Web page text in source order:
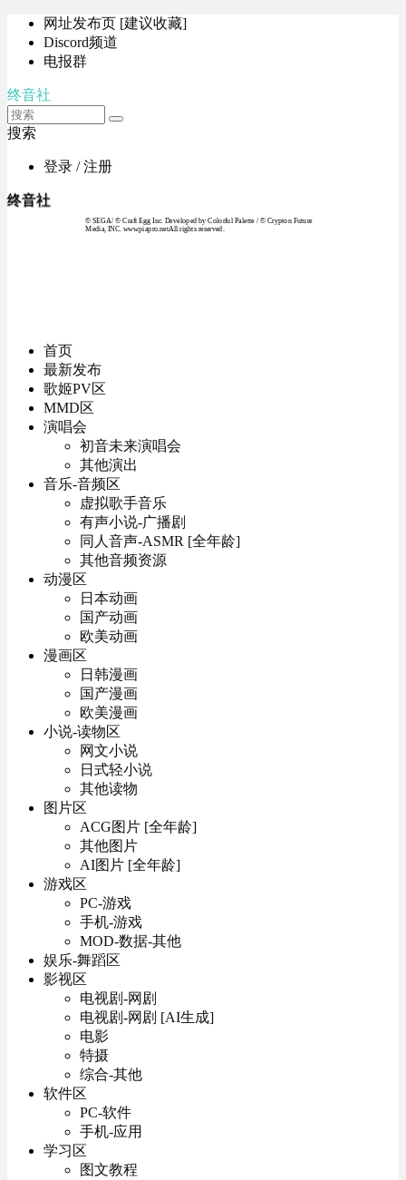
网址发布页 [建议收藏]
Discord频道
电报群
终音社
搜索
登录 / 注册
终音社
© SEGA / © Craft Egg Inc. Developed by Colorful Palette / © Crypton Future
Media, INC. www.piapro.netAll rights reserved.
首页
最新发布
歌姬PV区
MMD区
演唱会
初音未来演唱会
其他演出
音乐-音频区
虚拟歌手音乐
有声小说-广播剧
同人音声-ASMR [全年龄]
其他音频资源
动漫区
日本动画
国产动画
欧美动画
漫画区
日韩漫画
国产漫画
欧美漫画
小说-读物区
网文小说
日式轻小说
其他读物
图片区
ACG图片 [全年龄]
其他图片
AI图片 [全年龄]
游戏区
PC-游戏
手机-游戏
MOD-数据-其他
娱乐-舞蹈区
影视区
电视剧-网剧
电视剧-网剧 [AI生成]
电影
特摄
综合-其他
软件区
PC-软件
手机-应用
学习区
图文教程